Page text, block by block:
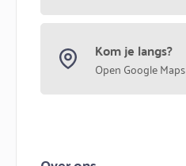
Kom je langs?
Open Google Maps